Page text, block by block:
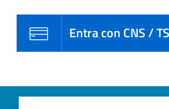
Entra con CNS /